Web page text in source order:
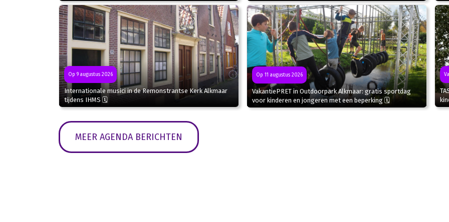
Op 9 augustus 2026
Internationale musici in de Remonstrantse Kerk Alkmaar
tijdens IHMS 🗓
Op 11 augustus 2026
VakantiePRET in Outdoorpark Alkmaar: gratis sportdag
voor kinderen en jongeren met een beperking 🗓
MEER AGENDA BERICHTEN